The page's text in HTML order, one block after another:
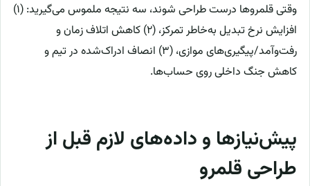
وقتی قلمروها درست طراحی شوند، سه نتیجه ملموس می‌گیرید: (۱)
افزایش نرخ تبدیل به‌خاطر تمرکز، (۲) کاهش اتلاف زمان و
رفت‌وآمد/پیگیری‌های موازی، (۳) انصاف ادراک‌شده در تیم و
کاهش جنگ داخلی روی حساب‌ها.
پیش‌نیازها و داده‌های لازم قبل از
طراحی قلمرو